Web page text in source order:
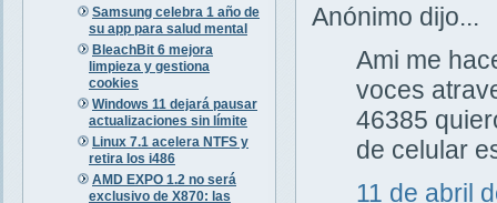
Samsung celebra 1 año de
su app para salud mental
BleachBit 6 mejora
limpieza y gestiona
cookies
Windows 11 dejará pausar
actualizaciones sin límite
Linux 7.1 acelera NTFS y
retira los i486
AMD EXPO 1.2 no será
exclusivo de X870: las
Anónimo dijo...
Ami me
voces
46385
de celular
11 de abril